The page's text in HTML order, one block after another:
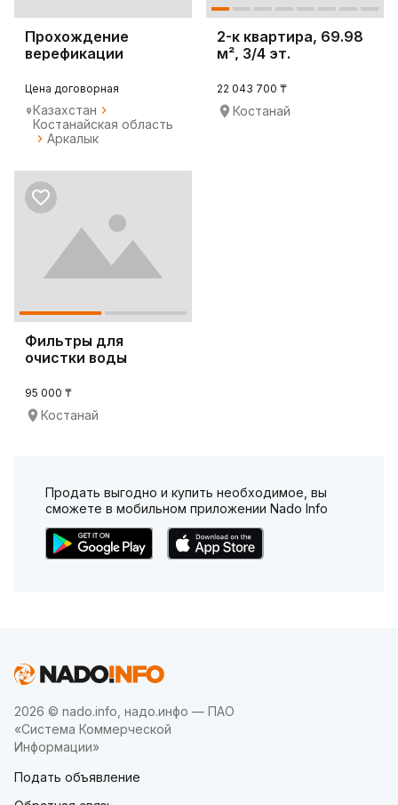
Прохождение
верефикации
Цена договорная
Казахстан
Костанайская область
Аркалык
2-к квартира, 69.98
м², 3/4 эт.
22 043 700 ₸
Костанай
Фильтры для
очистки воды
95 000 ₸
Костанай
Продать выгодно и купить необходимое, вы
сможете в мобильном приложении Nado Info
2026 © nado.info, надо.инфо — ПАО
«Система Коммерческой
Информации»
Подать объявление